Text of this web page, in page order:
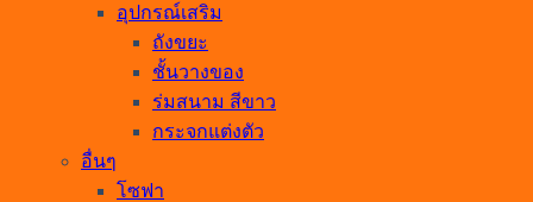
อุปกรณ์เสริม
ถังขยะ
ชั้นวางของ
ร่มสนาม สีขาว
กระจกแต่งตัว
อื่นๆ
โซฟา